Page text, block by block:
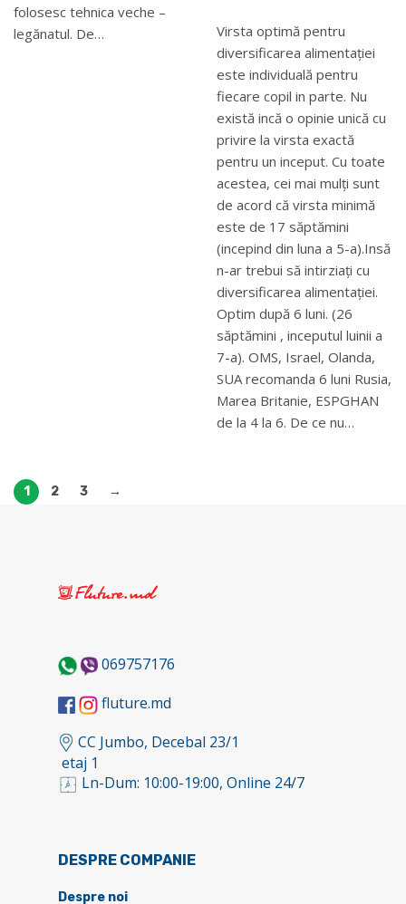
folosesc tehnica veche –
legănatul. De…
Virsta optimă pentru
diversificarea alimentației
este individuală pentru
fiecare copil in parte. Nu
există incă o opinie unică cu
privire la virsta exactă
pentru un inceput. Cu toate
acestea, cei mai mulți sunt
de acord că virsta minimă
este de 17 săptămini
(incepind din luna a 5-a).Insă
n-ar trebui să intirziați cu
diversificarea alimentației.
Optim după 6 luni. (26
săptămini , inceputul luinii a
7-a). OMS, Israel, Olanda,
SUA recomanda 6 luni Rusia,
Marea Britanie, ESPGHAN
de la 4 la 6. De ce nu…
1 2 3 →
069757176
fluture.md
CC Jumbo, Decebal 23/1
etaj 1
Ln-Dum: 10:00-19:00, Online 24/7
DESPRE COMPANIE
Despre noi